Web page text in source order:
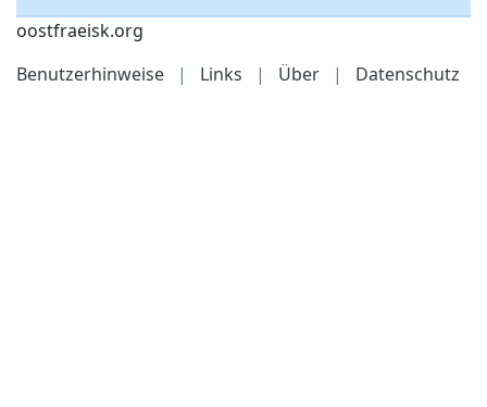
oostfraeisk.org
Benutzerhinweise
| Links | Über | Datenschutz